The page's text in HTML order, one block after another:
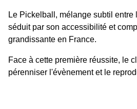
Le Pickelball, mélange subtil entre
séduit par son accessibilité et
grandissante en France.
Face à cette première réussite, le
pérenniser l'évènement et le